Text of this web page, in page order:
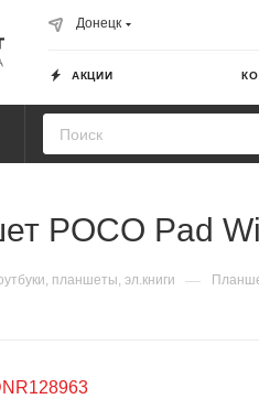
Донецк
АКЦИИ
POCO Pad
планшеты, эл.книги —